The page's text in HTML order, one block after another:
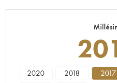
2020 2018 2017